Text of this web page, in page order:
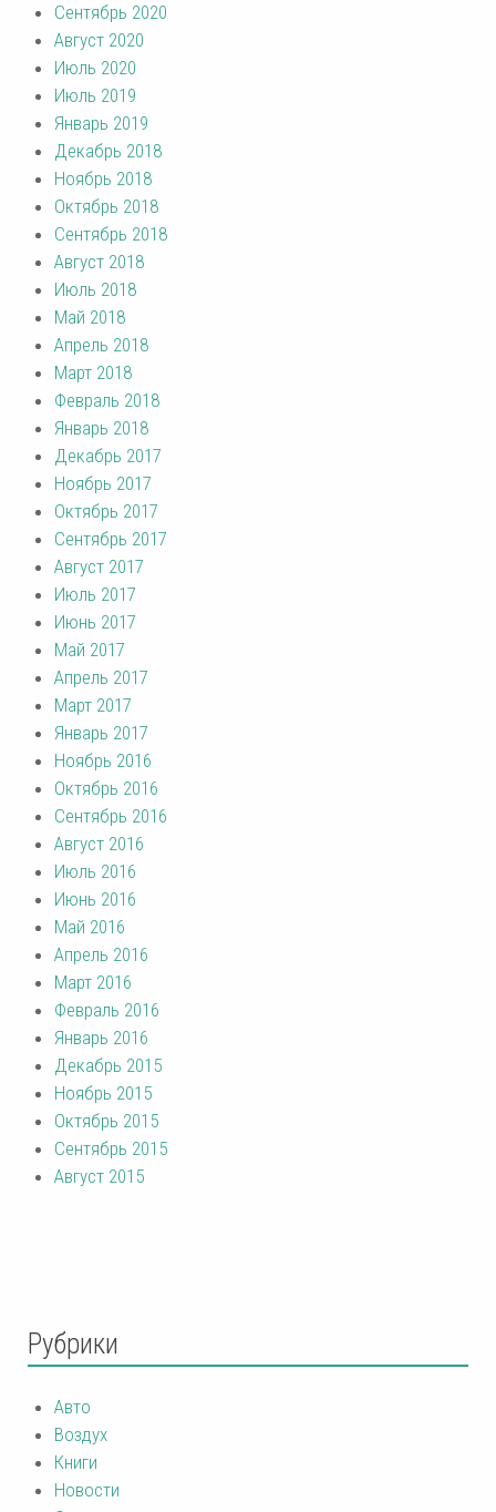
Сентябрь 2020
Август 2020
Июль 2020
Июль 2019
Январь 2019
Декабрь 2018
Ноябрь 2018
Октябрь 2018
Сентябрь 2018
Август 2018
Июль 2018
Май 2018
Апрель 2018
Март 2018
Февраль 2018
Январь 2018
Декабрь 2017
Ноябрь 2017
Октябрь 2017
Сентябрь 2017
Август 2017
Июль 2017
Июнь 2017
Май 2017
Апрель 2017
Март 2017
Январь 2017
Ноябрь 2016
Октябрь 2016
Сентябрь 2016
Август 2016
Июль 2016
Июнь 2016
Май 2016
Апрель 2016
Март 2016
Февраль 2016
Январь 2016
Декабрь 2015
Ноябрь 2015
Октябрь 2015
Сентябрь 2015
Август 2015
Рубрики
Авто
Воздух
Книги
Новости